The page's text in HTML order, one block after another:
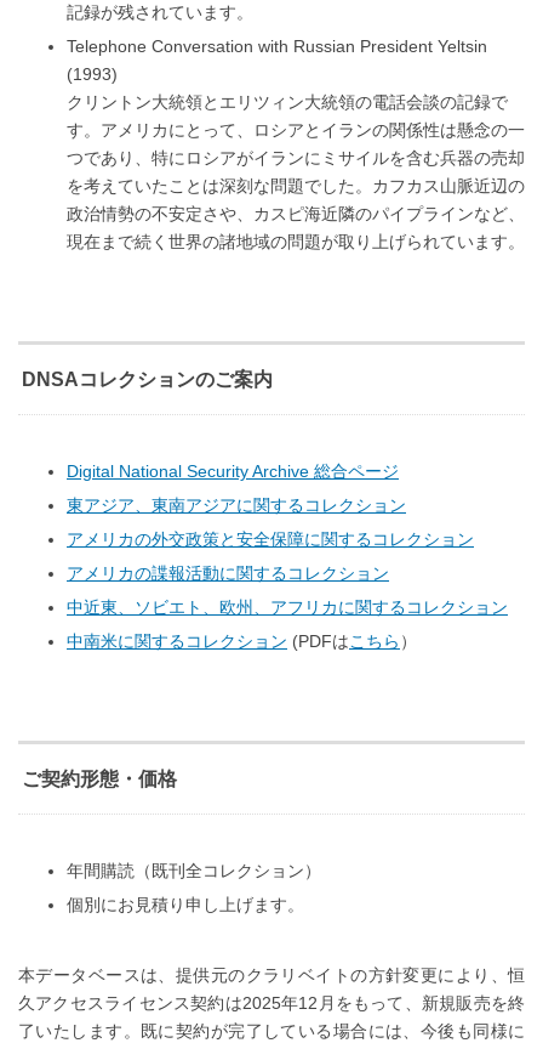
記録が残されています。
Telephone Conversation with Russian President Yeltsin
(1993)
クリントン大統領とエリツィン大統領の電話会談の記録で
す。アメリカにとって、ロシアとイランの関係性は懸念の一
つであり、特にロシアがイランにミサイルを含む兵器の売却
を考えていたことは深刻な問題でした。カフカス山脈近辺の
政治情勢の不安定さや、カスピ海近隣のパイプラインなど、
現在まで続く世界の諸地域の問題が取り上げられています。
DNSAコレクションのご案内
Digital National Security Archive 総合ページ
東アジア、東南アジアに関するコレクション
アメリカの外交政策と安全保障に関するコレクション
アメリカの諜報活動に関するコレクション
中近東、ソビエト、欧州、アフリカに関するコレクション
中南米に関するコレクション (PDFはこちら ）
ご契約形態・価格
年間購読（既刊全コレクション）
個別にお見積り申し上げます。
本データベースは、提供元のクラリベイトの方針変更により、恒
久アクセスライセンス契約は2025年12月をもって、新規販売を終
了いたします。既に契約が完了している場合には、今後も同様に